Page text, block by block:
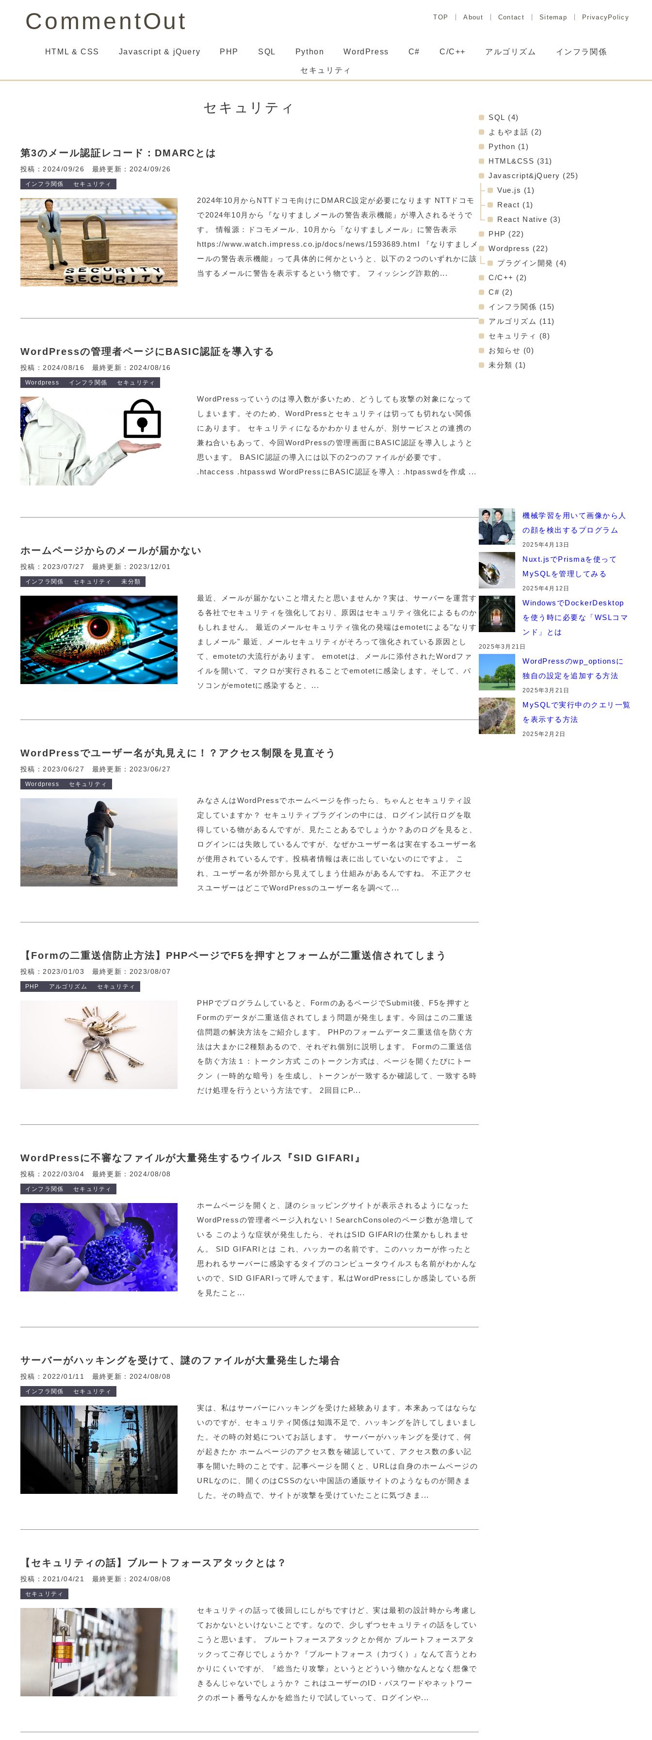
CommentOut TOP About Contact Sitemap PrivacyPolicy
HTML & CSS Javascript & jQuery PHP SQL Python WordPress C# C/C++ アルゴリズム インフラ関係
セキュリティ
セキュリティ
第3のメール認証レコード：DMARCとは
投稿：2024/09/26 最終更新：2024/09/26
インフラ関係 セキュリティ
2024年10月からNTTドコモ向けにDMARC設定が必要になります NTTドコモ
で2024年10月から『なりすましメールの警告表示機能』が導入されるそうで
す。 情報源：ドコモメール、10月から「なりすましメール」に警告表示
https://www.watch.impress.co.jp/docs/news/1593689.html 『なりすましメ
ールの警告表示機能』って具体的に何かというと、以下の２つのいずれかに該
当するメールに警告を表示するという物です。 フィッシング詐欺的...
WordPressの管理者ページにBASIC認証を導入する
投稿：2024/08/16 最終更新：2024/08/16
Wordpress インフラ関係 セキュリティ
WordPressっていうのは導入数が多いため、どうしても攻撃の対象になって
しまいます。そのため、WordPressとセキュリティは切っても切れない関係
にあります。 セキュリティになるかわかりませんが、別サービスとの連携の
兼ね合いもあって、今回WordPressの管理画面にBASIC認証を導入しようと
思います。 BASIC認証の導入には以下の2つのファイルが必要です。
.htaccess .htpasswd WordPressにBASIC認証を導入：.htpasswdを作成 ...
ホームページからのメールが届かない
投稿：2023/07/27 最終更新：2023/12/01
インフラ関係 セキュリティ 未分類
最近、メールが届かないこと増えたと思いませんか？実は、サーバーを運営す
る各社でセキュリティを強化しており、原因はセキュリティ強化によるものか
もしれません。 最近のメールセキュリティ強化の発端はemotetによる"なりす
ましメール" 最近、メールセキュリティがそろって強化されている原因とし
て、emotetの大流行があります。 emotetは、メールに添付されたWordファ
イルを開いて、マクロが実行されることでemotetに感染します。そして、パ
ソコンがemotetに感染すると、...
WordPressでユーザー名が丸見えに！？アクセス制限を見直そう
投稿：2023/06/27 最終更新：2023/06/27
Wordpress セキュリティ
みなさんはWordPressでホームページを作ったら、ちゃんとセキュリティ設
定していますか？ セキュリティプラグインの中には、ログイン試行ログを取
得している物があるんですが、見たことあるでしょうか？あのログを見ると、
ログインには失敗しているんですが、なぜかユーザー名は実在するユーザー名
が使用されているんです。投稿者情報は表に出していないのにですよ。 こ
れ、ユーザー名が外部から見えてしまう仕組みがあるんですね。 不正アクセ
スユーザーはどこでWordPressのユーザー名を調べて...
【Formの二重送信防止方法】PHPページでF5を押すとフォームが二重送信されてしまう
投稿：2023/01/03 最終更新：2023/08/07
PHP アルゴリズム セキュリティ
PHPでプログラムしていると、FormのあるページでSubmit後、F5を押すと
Formのデータが二重送信されてしまう問題が発生します。今回はこの二重送
信問題の解決方法をご紹介します。 PHPのフォームデータ二重送信を防ぐ方
法は大まかに2種類あるので、それぞれ個別に説明します。 Formの二重送信
を防ぐ方法１：トークン方式 このトークン方式は、ページを開くたびにトー
クン（一時的な暗号）を生成し、トークンが一致するか確認して、一致する時
だけ処理を行うという方法です。 2回目にP...
WordPressに不審なファイルが大量発生するウイルス『SID GIFARI』
投稿：2022/03/04 最終更新：2024/08/08
インフラ関係 セキュリティ
ホームページを開くと、謎のショッピングサイトが表示されるようになった
WordPressの管理者ページ入れない！SearchConsoleのページ数が急増して
いる このような症状が発生したら、それはSID GIFARIの仕業かもしれませ
ん。 SID GIFARIとは これ、ハッカーの名前です。このハッカーが作ったと
思われるサーバーに感染するタイプのコンピュータウイルスも名前がわかんな
いので、SID GIFARIって呼んでます。私はWordPressにしか感染している所
を見たこと...
サーバーがハッキングを受けて、謎のファイルが大量発生した場合
投稿：2022/01/11 最終更新：2024/08/08
インフラ関係 セキュリティ
実は、私はサーバーにハッキングを受けた経験あります。本来あってはならな
いのですが、セキュリティ関係は知識不足で、ハッキングを許してしまいまし
た。その時の対処についてお話します。 サーバーがハッキングを受けて、何
が起きたか ホームページのアクセス数を確認していて、アクセス数の多い記
事を開いた時のことです。記事ページを開くと、URLは自身のホームページの
URLなのに、開くのはCSSのない中国語の通販サイトのようなものが開きま
した。その時点で、サイトが攻撃を受けていたことに気づきま...
【セキュリティの話】ブルートフォースアタックとは？
投稿：2021/04/21 最終更新：2024/08/08
セキュリティ
セキュリティの話って後回しにしがちですけど、実は最初の設計時から考慮し
ておかないといけないことです。なので、少しずつセキュリティの話をしてい
こうと思います。 ブルートフォースアタックとか何か ブルートフォースアタ
ックってご存じでしょうか？『ブルートフォース（力づく）』なんて言うとわ
かりにくいですが、『総当たり攻撃』というとどういう物かなんとなく想像で
きるんじゃないでしょうか？ これはユーザーのID・パスワードやネットワー
クのポート番号なんかを総当たりで試していって、ログインや...
SQL (4)
よもやま話 (2)
Python (1)
HTML&CSS (31)
Javascript&jQuery (25)
Vue.js (1)
React (1)
React Native (3)
PHP (22)
Wordpress (22)
プラグイン開発 (4)
C/C++ (2)
C# (2)
インフラ関係 (15)
アルゴリズム (11)
セキュリティ
(8)
お知らせ (0)
未分類 (1)
機械学習を用いて画像から人
の顔を検出するプログラム
2025年4月13日
Nuxt.jsでPrismaを使って
MySQLを管理してみる
2025年4月12日
WindowsでDockerDesktop
を使う時に必要な「WSLコマ
ンド」とは
2025年3月21日
WordPressのwp_optionsに
独自の設定を追加する方法
2025年3月21日
MySQLで実行中のクエリ一覧
を表示する方法
2025年2月2日